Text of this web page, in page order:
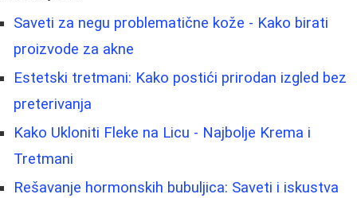
Saveti za negu problematične kože - Kako birati
proizvode za akne
Estetski tretmani: Kako postići prirodan izgled bez
preterivanja
Kako Ukloniti Fleke na Licu - Najbolje Krema i
Tretmani
Rešavanje hormonskih bubuljica: Saveti i iskustva